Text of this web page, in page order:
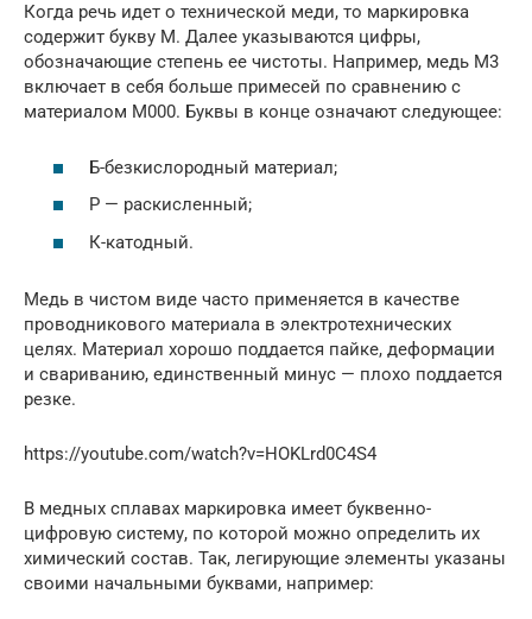
Когда речь идет о технической меди, то маркировка
содержит букву М. Далее указываются цифры,
обозначающие степень ее чистоты. Например, медь М3
включает в себя больше примесей по сравнению с
материалом М000. Буквы в конце означают следующее:
Б-безкислородный материал;
Р — раскисленный;
К-катодный.
Медь в чистом виде часто применяется в качестве
проводникового материала в электротехнических
целях. Материал хорошо поддается пайке, деформации
и свариванию, единственный минус — плохо поддается
резке.
https://youtube.com/watch?v=HOKLrd0C4S4
В медных сплавах маркировка имеет буквенно-
цифровую систему, по которой можно определить их
химический состав. Так, легирующие элементы указаны
своими начальными буквами, например: